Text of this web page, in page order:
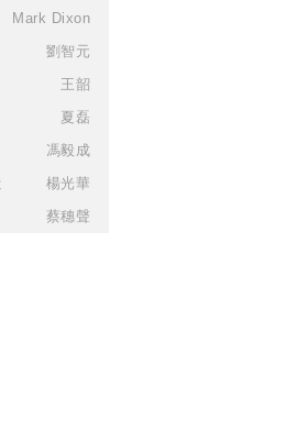
Mark Dixon
劉智元
王韶
夏磊
馮毅成
楊光華
蔡穗聲